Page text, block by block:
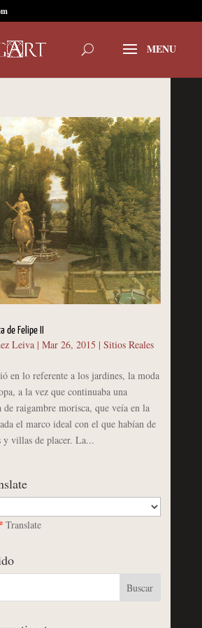
de Felipe II
Leiva| Mar 26, 2015 | Sitios Reales
lo referente a los jardines, la moda
a la vez que continuaba una
de raigambre morisca, que veía en la
el marco ideal con el que habían de
y villas de placer. La...
Translate